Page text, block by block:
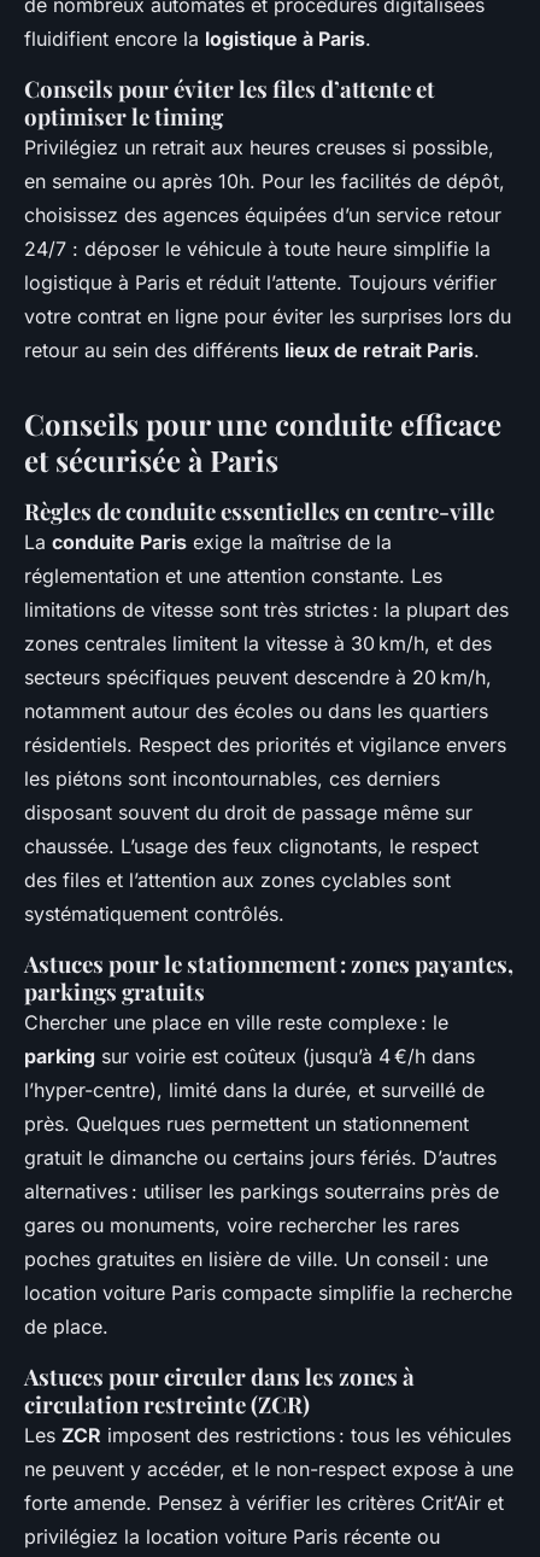
de nombreux automates et procédures digitalisées
fluidifient encore la logistique à Paris.
Conseils pour éviter les files d’attente et
optimiser le timing
Privilégiez un retrait aux heures creuses si possible,
en semaine ou après 10h. Pour les facilités de dépôt,
choisissez des agences équipées d’un service retour
24/7 : déposer le véhicule à toute heure simplifie la
logistique à Paris et réduit l’attente. Toujours vérifier
votre contrat en ligne pour éviter les surprises lors du
retour au sein des différents lieux de retrait Paris.
Conseils pour une conduite efficace
et sécurisée à Paris
Règles de conduite essentielles en centre-ville
La conduite Paris exige la maîtrise de la
réglementation et une attention constante. Les
limitations de vitesse sont très strictes : la plupart des
zones centrales limitent la vitesse à 30 km/h, et des
secteurs spécifiques peuvent descendre à 20 km/h,
notamment autour des écoles ou dans les quartiers
résidentiels. Respect des priorités et vigilance envers
les piétons sont incontournables, ces derniers
disposant souvent du droit de passage même sur
chaussée. L’usage des feux clignotants, le respect
des files et l’attention aux zones cyclables sont
systématiquement contrôlés.
Astuces pour le stationnement : zones payantes,
parkings gratuits
Chercher une place en ville reste complexe : le
parking sur voirie est coûteux (jusqu’à 4 €/h dans
l’hyper-centre), limité dans la durée, et surveillé de
près. Quelques rues permettent un stationnement
gratuit le dimanche ou certains jours fériés. D’autres
alternatives : utiliser les parkings souterrains près de
gares ou monuments, voire rechercher les rares
poches gratuites en lisière de ville. Un conseil : une
location voiture Paris compacte simplifie la recherche
de place.
Astuces pour circuler dans les zones à
circulation restreinte (ZCR)
Les ZCR imposent des restrictions : tous les véhicules
ne peuvent y accéder, et le non-respect expose à une
forte amende. Pensez à vérifier les critères Crit’Air et
privilégiez la location voiture Paris récente ou